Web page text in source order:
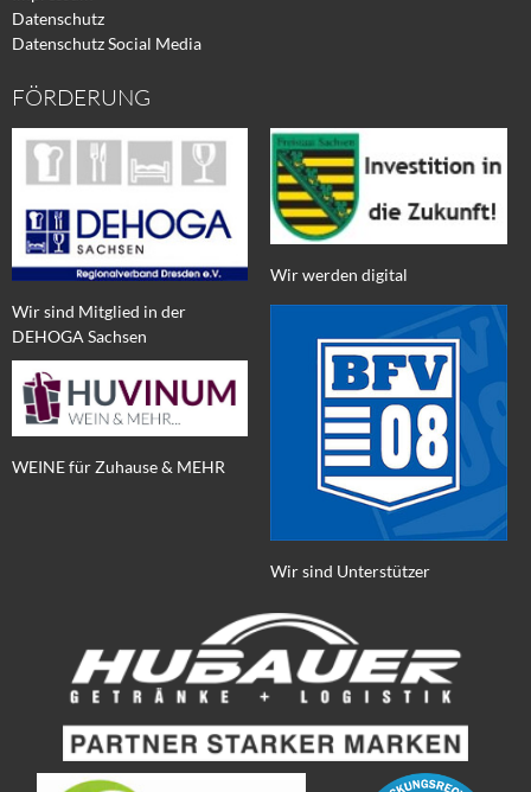
Datenschutz
Datenschutz Social Media
FÖRDERUNG
Wir sind Mitglied in der
DEHOGA Sachsen
WEINE für Zuhause & MEHR
Wir werden digital
Wir sind Unterstützer